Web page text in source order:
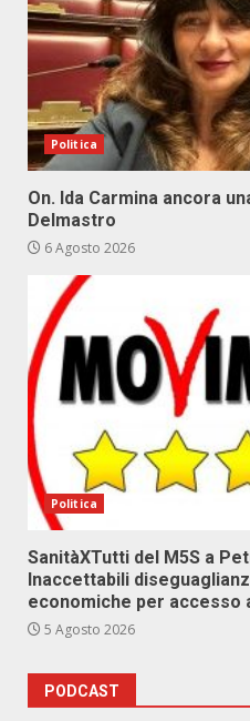
Politica
On. Ida Carmina ancora
Delmastro
6 Agosto 2026
Politica
SanitàXTutti del M5S a
Inaccettabili
economiche per accesso
5 Agosto 2026
PODCAST